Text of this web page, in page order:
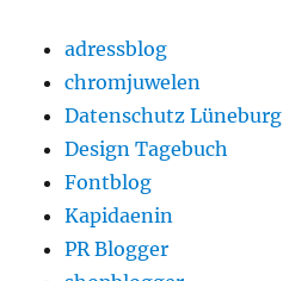
adressblog
chromjuwelen
Datenschutz Lüneburg
Design Tagebuch
Fontblog
Kapidaenin
PR Blogger